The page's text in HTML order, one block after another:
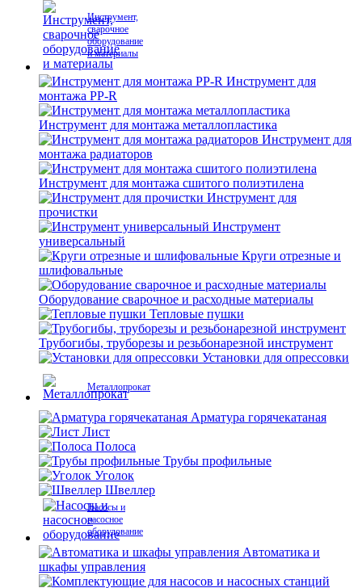
Инструмент,
сварочное
оборудование
и материалы
Инструмент для
монтажа PP-R
Инструмент для монтажа металлопластика
Инструмент для
монтажа радиаторов
Инструмент для монтажа сшитого полиэтилена
Инструмент для
прочистки
Инструмент
универсальный
Круги отрезные и
шлифовальные
Оборудование сварочное и расходные материалы
Тепловые пушки
Трубогибы, труборезы и резьбонарезной инструмент
Установки для опрессовки
Металлопрокат
Арматура горячекатаная
Лист
Полоса
Трубы профильные
Уголок
Швеллер
Насосы и
насосное
оборудование
Автоматика и
шкафы управления